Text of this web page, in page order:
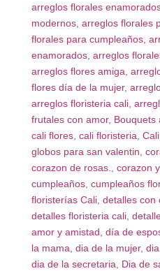
arreglos florales
modernos, arreglos florales
florales para cumpleaños,
enamorados, arreglos
arreglos flores amiga,
flores día de la mujer,
arreglos floristeria cali,
frutales con amor, Bouquets
cali flores, cali floristeria,
globos para san valentin,
corazon de rosas., corazon
cumpleaños, cumpleaños
floristerías Cali, detalles con
detalles floristeria cali,
amor y amistad, día de
la mama, dia de la mujer,
dia de la secretaria, Dia de